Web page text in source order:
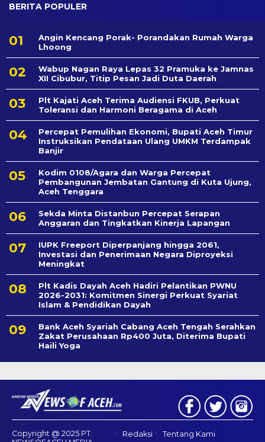
BERITA POPULER
Angin Kencang Porak- Porandakan Rumah Warga
Lhoong
Wabup Nagan Raya Lepas 32 Pramuka ke Jamnas
XII Cibubur, Titip Pesan Jadi Duta Daerah
Plt Kajati Aceh Terima Audiensi FKUB, Perkuat
Toleransi dan Harmoni Beragama di Aceh
Percepat Pemulihan Ekonomi, Bupati Aceh Timur
Instruksikan Pendataan Ulang UMKM Terdampak
Banjir
Kodim 0108/Agara dan Warga Percepat
Pembangunan Jembatan Gantung di Kuta Ujung,
Aceh Tenggara
Sekda Minta Distanbun Percepat Serapan
Anggaran dan Tingkatkan Kinerja Lapangan
IUPK Freeport Diperpanjang hingga 2061,
Investasi dan Penerimaan Negara Diproyeksi
Meningkat
Plt Kadis Dayah Aceh Hadiri Pelantikan PWNU
2026-2031: Komitmen Sinergi Perkuat Syariat
Islam & Pendidikan Dayah
Bank Aceh Syariah Cabang Aceh Tengah Serahkan
Zakat Perusahaan Rp400 Juta, Diterima Bupati
Haili Yoga
Copyright @ 2025 PT.
Redaksi
Tentang Kami